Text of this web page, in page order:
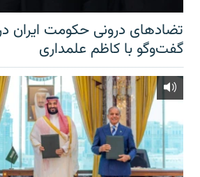
تضادهای درونی حکومت ایران
گفت‌‌وگو با کاظم علمداری